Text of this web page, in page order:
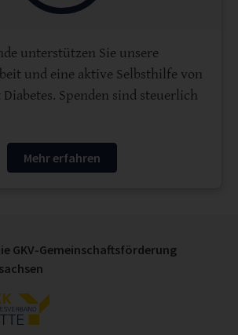
unterstützen Sie unsere
und eine aktive Selbsthilfe von
Spenden sind steuerlich
Mehr erfahren
GKV-Gemeinschaftsförderung